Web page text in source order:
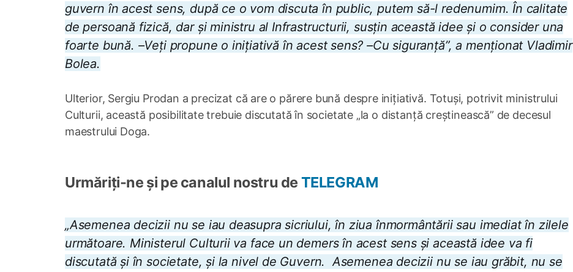
guvern în acest sens, după ce o vom discuta în public, putem să-l redenumim. În calitate
de persoană fizică, dar și ministru al Infrastructurii, susțin această idee și o consider una
foarte bună. –Veți propune o inițiativă în acest sens? –Cu siguranță”, a menționat Vladimir
Bolea.
Ulterior, Sergiu Prodan a precizat că are o părere bună despre inițiativă. Totuși, potrivit ministrului
Culturii, această posibilitate trebuie discutată în societate „la o distanță creștinească” de decesul
maestrului Doga.
Urmăriți-ne și pe canalul nostru de TELEGRAM
„Asemenea decizii nu se iau deasupra sicriului, în ziua înmormântării sau imediat în zilele
următoare. Ministerul Culturii va face un demers în acest sens și această idee va fi
discutată și în societate, și la nivel de Guvern. Asemenea decizii nu se iau grăbit, nu se